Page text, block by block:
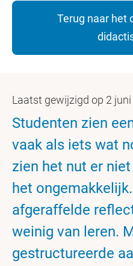
Terug naar het
Laatst gewijzigd op 2
Studenten zien
vaak als iets wat
zien het nut er
het
afgeraffelde
weinig van leren.
gestructureerde